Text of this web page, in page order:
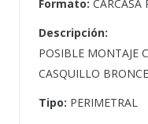
Formato: CARCASA
Descripción:
POSIBLE MONTAJE
CASQUILLO
Tipo: PERIMETRAL